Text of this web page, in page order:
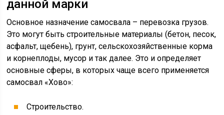
Строительство.
Сельское хозяйство.
Промышленность.
Коммунальное хозяйство и так далее.
Затраты на приобретение техники данной марки